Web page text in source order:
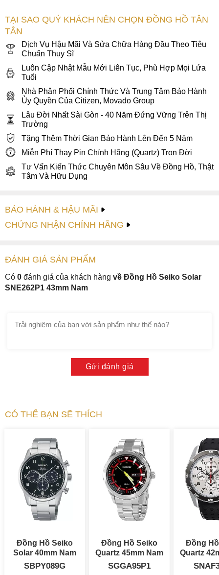
Quartz trọn đời.
Tân Tân Watch tự hào là Nhà Phân Phối chính thức
Citizen, Bulova, Movado, Coach, Ferrari, Lacoste,
Tommy Hilfiger, Caravelle, Alfex, Grovana. Chúng tôi
cũng là Đại lý chính thức của Longines, Tissot, Rado,
Mido,… và các thương hiệu đồng hồ khác. Đồng thời,
Tân Tân Watch được hãng Citizen, Movado Group uỷ
quyền là Trung Tâm Bảo Hành chính hãng tại Việt Nam.
Tân Tân Watch luôn cập nhật mẫu mới và luôn có nhiều
mẫu mã nhất thị trường đồng hồ. Với Hệ thống
Showroom chuyên nghiệp, sang trọng và phủ rộng
khắp nhằm nâng cao trải nghiệm mua sắm của quý
khách.
TẠI SAO QUÝ KHÁCH NÊN CHỌN ĐỒNG HỒ TÂN
TÂN
Dịch Vụ Hậu Mãi Và Sửa Chữa Hàng Đầu Theo Tiêu
Chuẩn Thụy Sĩ
Luôn Cập Nhật Mẫu Mới Liên Tục, Phù Hợp Mọi Lứa
Tuổi
Nhà Phân Phối Chính Thức Và Trung Tâm Bảo Hành
Ủy Quyền Của Citizen, Movado Group
Lâu Đời Nhất Sài Gòn - 40 Năm Đứng Vững Trên Thị
Trường
Tặng Thêm Thời Gian Bảo Hành Lên Đến 5 Năm
Miễn Phí Thay Pin Chính Hãng (Quartz) Trọn Đời
Tư Vấn Kiến Thức Chuyên Môn Sâu Về Đồng Hồ, Thật
Tâm Và Hữu Dụng
BẢO HÀNH & HẬU MÃI
CHỨNG NHẬN CHÍNH HÃNG
ĐÁNH GIÁ SẢN PHẤM
Có 0 đánh giá của khách hàng về Đồng Hồ Seiko Solar
SNE262P1 43mm Nam
Gửi đánh giá
CÓ THỂ BẠN SẼ THÍCH
Đồng Hồ Seiko
Solar 40mm Nam
SBPY089G
Đồng Hồ Seiko
Quartz 45mm Nam
SGGA95P1
Đồng